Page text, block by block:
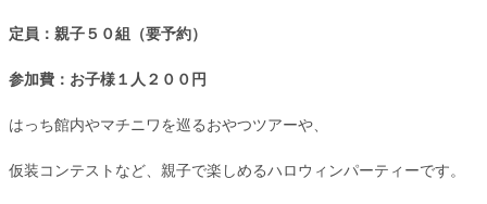
定員：親子５ ０組（要予約）
参加費：お子様１人２００円
はっち館内やマチニワを巡るおやつツアーや、
仮装コンテストなど、親子で楽しめるハロウィンパーティーです。